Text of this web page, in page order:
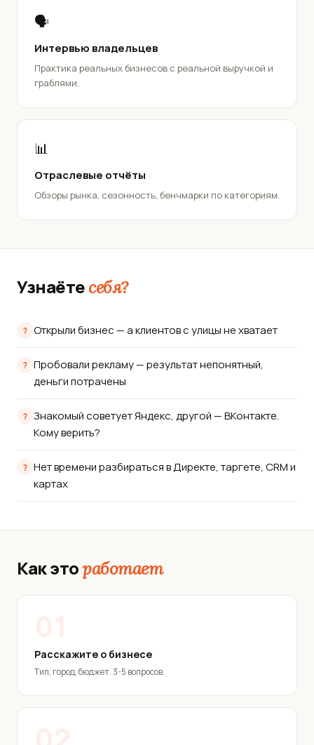
🗣️
Интервью владельцев
Практика реальных бизнесов с реальной выручкой и
граблями.
📊
Отраслевые отчёты
Обзоры рынка, сезонность, бенчмарки по категориям.
Узнаётесебя?
Открыли бизнес — а клиентов с улицы не хватает
Пробовали рекламу — результат непонятный,
деньги потрачены
Знакомый советует Яндекс, другой — ВКонтакте.
Кому верить?
Нет времени разбираться в Директе, таргете, CRM и
картах
Как этоработает
Расскажите о бизнесе
Тип, город, бюджет. 3-5 вопросов.